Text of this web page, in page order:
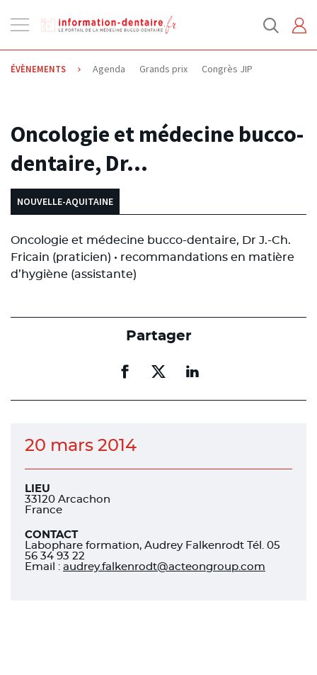
la
navigation
ÉVÈNEMENTS Agenda Grands prix Congrès JIP
03.10.2013
Oncologie et médecine bucco-
dentaire, Dr…
NOUVELLE-AQUITAINE
Oncologie et médecine bucco-dentaire, Dr J.-Ch.
Fricain (praticien) • recommandations en matière
d’hygiène (assistante)
Partager
Partager
facebook
Partager
facebook
Partager
linkedin
20 mars 2014
LIEU
33120 Arcachon
France
CONTACT
Labophare formation, Audrey Falkenrodt Tél. 05
56 34 93 22
Email : audrey.falkenrodt@acteongroup.com